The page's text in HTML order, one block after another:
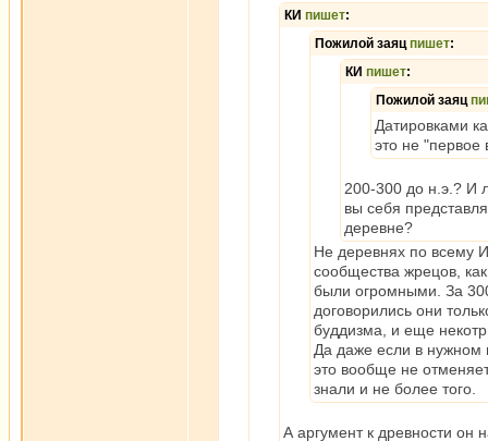
КИ пишет:
Пожилой заяцпишет:
КИ пишет:
Пожилой заяц
Датировками
это не "первое
200-300 до н.э.? И
вы себя
деревне?
Не деревнях по всему
сообщества жрецов,
были огромными. За
договорились они
буддизма, и еще
Да даже если в нужном
это вообще не
знали и не более того.
А аргумент к древности он